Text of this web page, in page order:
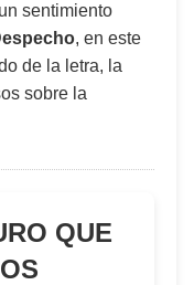
sentimiento
, en este
de la letra, la
sobre la
QUE